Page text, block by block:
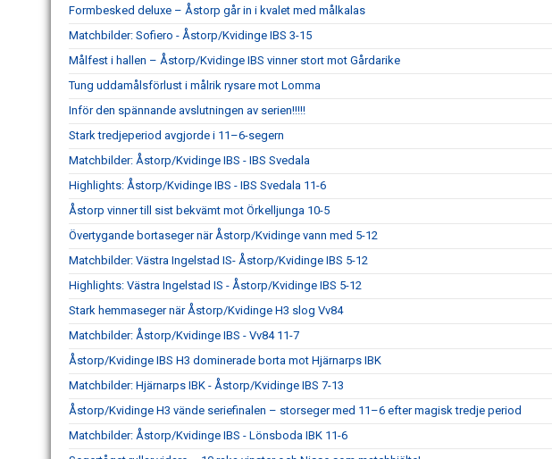
Formbesked deluxe – Åstorp går in i kvalet med målkalas
Matchbilder: Sofiero - Åstorp/Kvidinge IBS 3-15
Målfest i hallen – Åstorp/Kvidinge IBS vinner stort mot Gårdarike
Tung uddamålsförlust i målrik rysare mot Lomma
Inför den spännande avslutningen av serien!!!!!
Stark tredjeperiod avgjorde i 11–6-segern
Matchbilder: Åstorp/Kvidinge IBS - IBS Svedala
Highlights: Åstorp/Kvidinge IBS - IBS Svedala 11-6
Åstorp vinner till sist bekvämt mot Örkelljunga 10-5
Övertygande bortaseger när Åstorp/Kvidinge vann med 5-12
Matchbilder: Västra Ingelstad IS- Åstorp/Kvidinge IBS 5-12
Highlights: Västra Ingelstad IS - Åstorp/Kvidinge IBS 5-12
Stark hemmaseger när Åstorp/Kvidinge H3 slog Vv84
Matchbilder: Åstorp/Kvidinge IBS - Vv84 11-7
Åstorp/Kvidinge IBS H3 dominerade borta mot Hjärnarps IBK
Matchbilder: Hjärnarps IBK - Åstorp/Kvidinge IBS 7-13
Åstorp/Kvidinge H3 vände seriefinalen – storseger med 11–6 efter magisk tredje period
Matchbilder: Åstorp/Kvidinge IBS - Lönsboda IBK 11-6